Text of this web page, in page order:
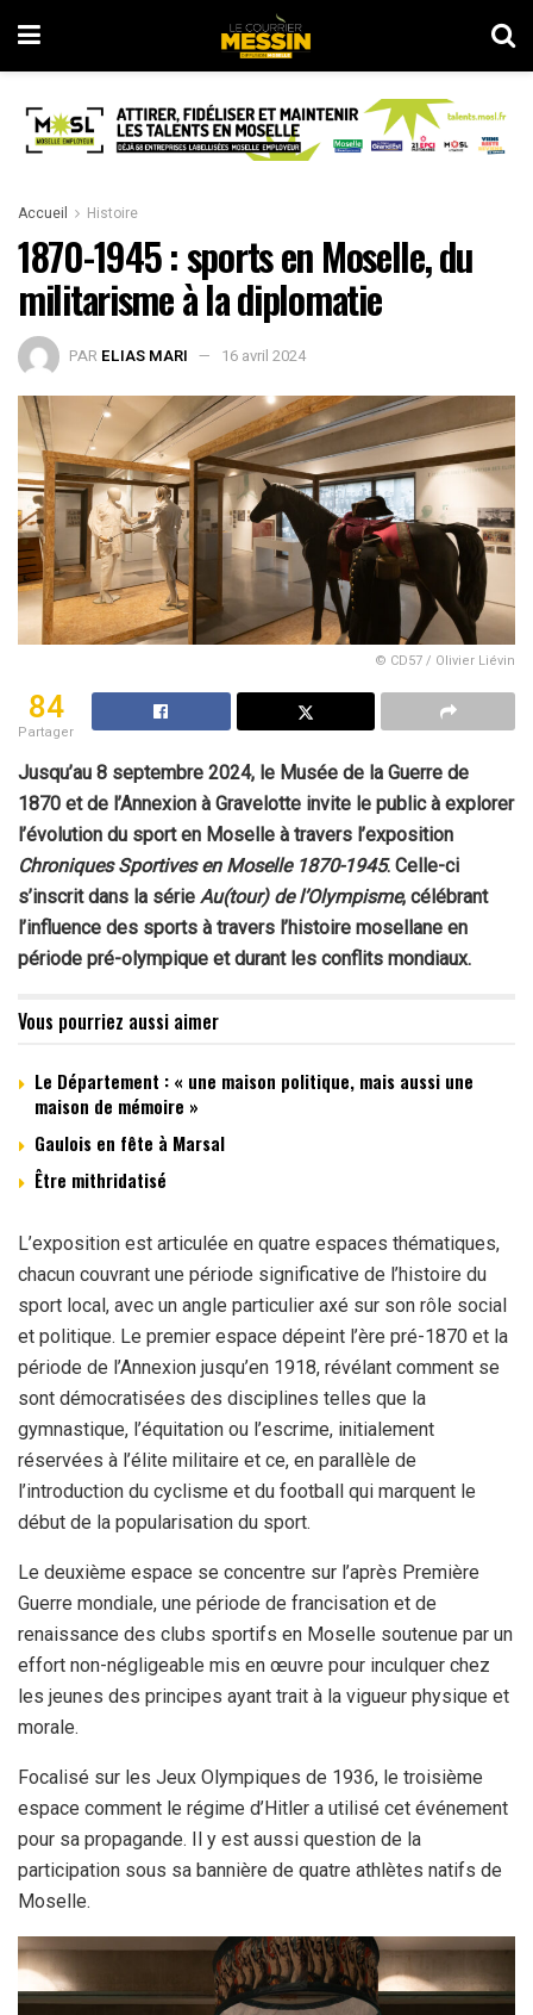
Accueil Histoire
1870-1945 : sports en Moselle, du
militarisme à la diplomatie
PAR ELIAS MARI 16 avril 2024
© CD57 / Olivier Liévin
84
Partager
Jusqu’au 8 septembre 2024, le Musée de la Guerre de
1870 et de l’Annexion à Gravelotte invite le public à explorer
l’évolution du sport en Moselle à travers l’exposition
Chroniques Sportives en Moselle 1870-1945. Celle-ci
s’inscrit dans la série Au(tour) de l’Olympisme, célébrant
l’influence des sports à travers l’histoire mosellane en
période pré-olympique et durant les conflits mondiaux.
Vous pourriez aussi aimer
Le Département : « une maison politique, mais aussi une
maison de mémoire »
Gaulois en fête à Marsal
Être mithridatisé
L’exposition est articulée en quatre espaces thématiques,
chacun couvrant une période significative de l’histoire du
sport local, avec un angle particulier axé sur son rôle social
et politique. Le premier espace dépeint l’ère pré-1870 et la
période de l’Annexion jusqu’en 1918, révélant comment se
sont démocratisées des disciplines telles que la
gymnastique, l’équitation ou l’escrime, initialement
réservées à l’élite militaire et ce, en parallèle de
l’introduction du cyclisme et du football qui marquent le
début de la popularisation du sport.
Le deuxième espace se concentre sur l’après Première
Guerre mondiale, une période de francisation et de
renaissance des clubs sportifs en Moselle soutenue par un
effort non-négligeable mis en œuvre pour inculquer chez
les jeunes des principes ayant trait à la vigueur physique et
morale.
Focalisé sur les Jeux Olympiques de 1936, le troisième
espace comment le régime d’Hitler a utilisé cet événement
pour sa propagande. Il y est aussi question de la
participation sous sa bannière de quatre athlètes natifs de
Moselle.